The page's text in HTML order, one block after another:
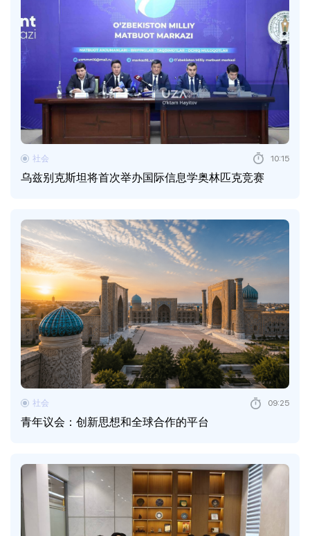
乌兹别克斯坦将首次举办国际信息学奥林匹克竞赛
社会 10:15
青年议会：创新思想和全球合作的平台
社会 09:25